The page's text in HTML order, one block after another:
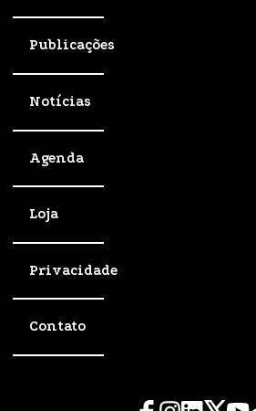
Publicações
Notícias
Agenda
Loja
Privacidade
Contato